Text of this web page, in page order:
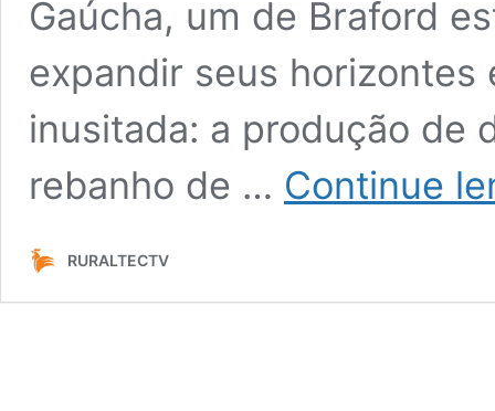
Gaúcha, um de Braford
expandir seus horizontes
inusitada: a produção de
rebanho de … Continue
RURALTECTV